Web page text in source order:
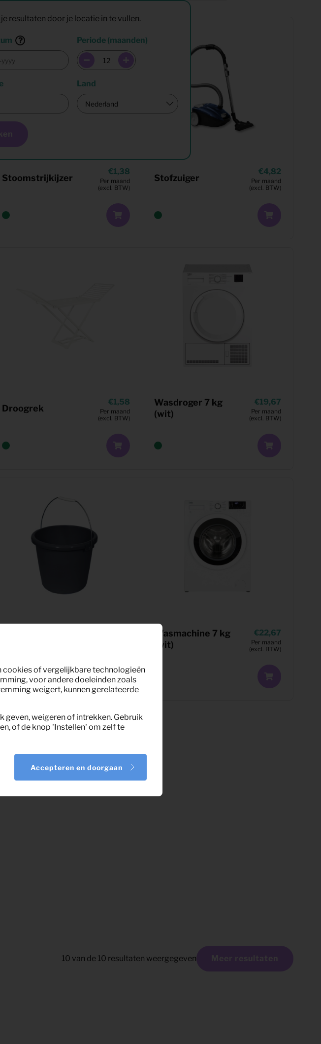
resultaten door je locatie in te vullen.
Periode (maanden)
Land
Stoomstrijkijzer
1,38
Per maand
(excl. BTW)
Stofzuiger
4,82
Per maand
(excl. BTW)
Droogrek
1,58
Per maand
(excl. BTW)
Wasdroger 7 kg
(wit)
19,67
Per maand
(excl. BTW)
Wasmachine 7 kg
(wit)
22,67
Per maand
(excl. BTW)
10 van de 10 resultaten weergegeven Meer resultaten
of vergelijkbare technologieën
voor andere doeleinden zoals
weigert, kunnen gerelateerde
weigeren of intrekken. Gebruik
of de knop 'Instellen' om zelf te
Accepteren en doorgaan